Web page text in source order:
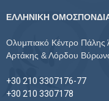
ΕΛΛΗΝΙΚΗ
Ολυμπιακό Κέντρο Πάλης
Αρτάκης & Λόρδου
+30 210 3307176-77
+30 210 3307178